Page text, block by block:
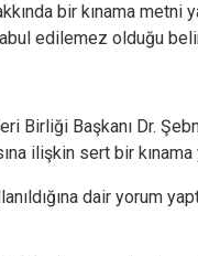
bir kınama metni
edilemez olduğu
Birliği Başkanı Dr.
ilişkin sert bir kınama
dair yorum